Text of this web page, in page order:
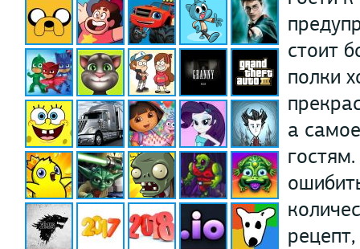
стоит
полки
а